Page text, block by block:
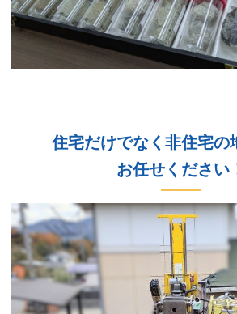
住宅だけでなく非住宅の
お任せください